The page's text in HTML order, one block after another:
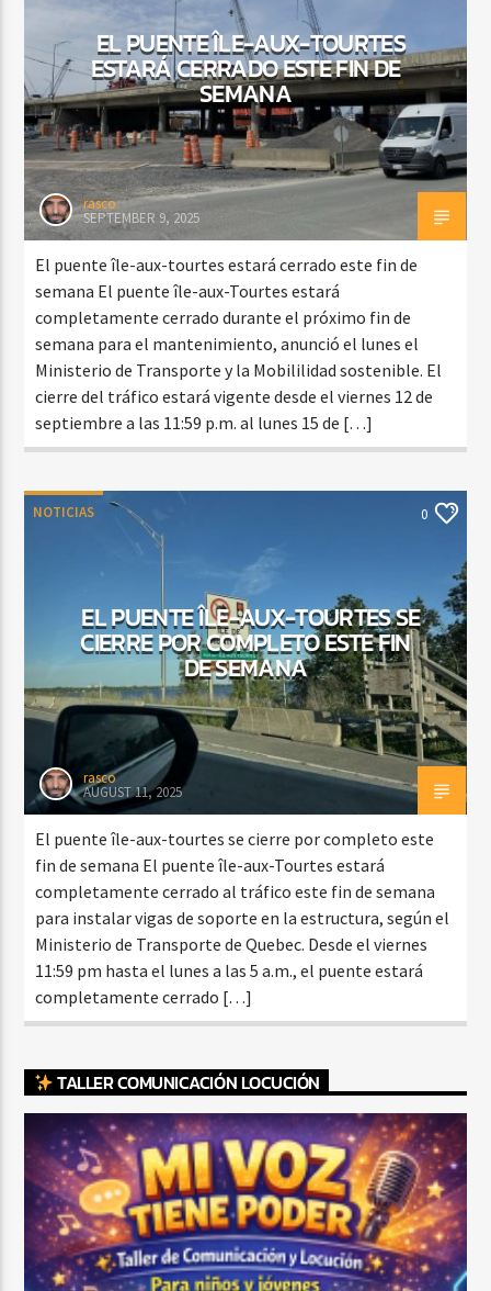
EL PUENTE ÎLE-AUX-TOURTES
ESTARÁ CERRADO ESTE FIN DE
SEMANA
rasco
SEPTEMBER 9, 2025
El puente île-aux-tourtes estará cerrado este fin de
semana El puente île-aux-Tourtes estará
completamente cerrado durante el próximo fin de
semana para el mantenimiento, anunció el lunes el
Ministerio de Transporte y la Mobililidad sostenible. El
cierre del tráfico estará vigente desde el viernes 12 de
septiembre a las 11:59 p.m. al lunes 15 de […]
NOTICIAS 0
EL PUENTE ÎLE-AUX-TOURTES SE
CIERRE POR COMPLETO ESTE FIN
DE SEMANA
rasco
AUGUST 11, 2025
El puente île-aux-tourtes se cierre por completo este
fin de semana El puente île-aux-Tourtes estará
completamente cerrado al tráfico este fin de semana
para instalar vigas de soporte en la estructura, según el
Ministerio de Transporte de Quebec. Desde el viernes
11:59 pm hasta el lunes a las 5 a.m., el puente estará
completamente cerrado […]
TALLER COMUNICACIÓN LOCUCIÓN